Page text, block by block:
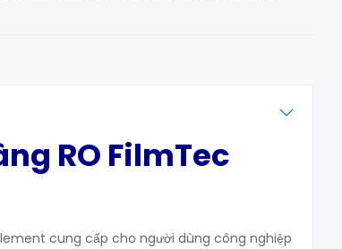
RO FilmTec
cung cấp cho người dùng công nghiệp